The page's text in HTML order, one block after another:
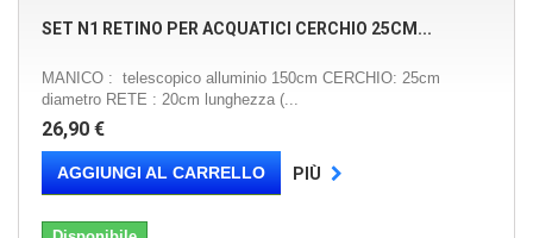
SET N1 RETINO PER ACQUATICI CERCHIO 25CM...
MANICO : telescopico alluminio 150cm CERCHIO: 25cm
diametro RETE : 20cm lunghezza (...
26,90 €
AGGIUNGI AL CARRELLO PIÙ